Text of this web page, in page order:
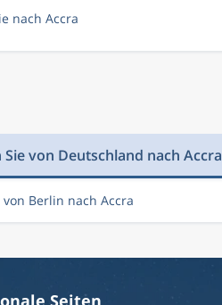
nach Accra
Sie von Deutschland nach Accra
von Berlin nach Accra
Seiten